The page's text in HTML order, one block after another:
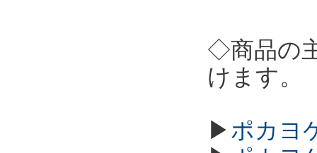
◇商品の
けます。
▶ポカヨ